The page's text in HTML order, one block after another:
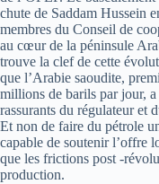
chute de Saddam Hussein
membres du Conseil de
au cœur de la péninsule
trouve la clef de cette
que l’Arabie saoudite,
millions de barils par jour, a
rassurants du régulateur et
Et non de faire du pétrole
capable de soutenir l’offre
que les frictions post -
production.